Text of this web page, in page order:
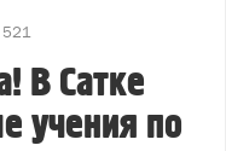
521
В Сатке
учения по